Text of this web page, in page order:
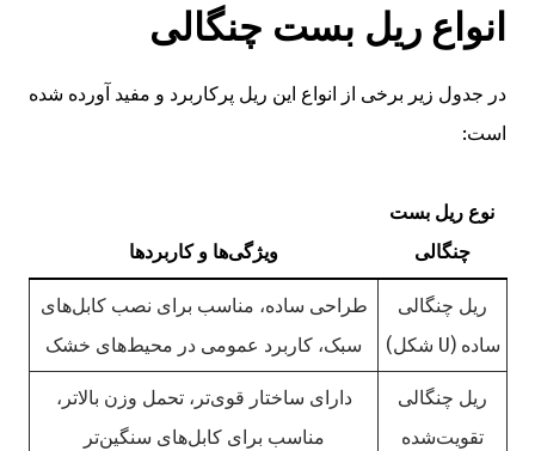
انواع ریل بست چنگالی
در جدول زیر برخی از انواع این ریل پرکاربرد و مفید آورده شده
است:
نوع ریل بست
چنگالی
ویژگی‌ها و کاربردها
ریل چنگالی
ساده (U شکل)
طراحی ساده، مناسب برای نصب کابل‌های
سبک، کاربرد عمومی در محیط‌های خشک
ریل چنگالی
تقویت‌شده
دارای ساختار قوی‌تر، تحمل وزن بالاتر،
مناسب برای کابل‌های سنگین‌تر